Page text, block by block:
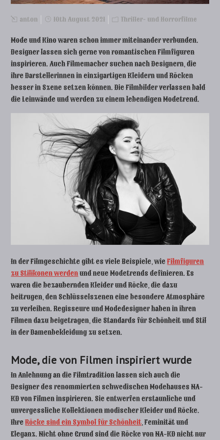
anton 10th August 2021 Thriller- und Horrorfilme
Mode und Kino waren schon immer miteinander verbunden.
Designer lassen sich gerne von romantischen Filmfiguren
inspirieren. Auch Filmemacher suchen nach Designern, die
ihre Darstellerinnen in einzigartigen Kleidern und Röcken
besser in Szene setzen können. Die Filmbilder verlassen bald
die Leinwände und werden zu einem lebendigen Modetrend.
In der Filmgeschichte gibt es viele Beispiele, wieFilmfiguren
zu Stilikonen werdenund neue Modetrends definieren. Es
waren die bezaubernden Kleider und Röcke, die dazu
beitrugen, den Schlüsselszenen eine besondere Atmosphäre
zu verleihen. Regisseure und Modedesigner haben in ihren
Filmen dazu beigetragen, die Standards für Schönheit und Stil
in der Damenbekleidung zu setzen.
Mode, die von Filmen inspiriert wurde
In Anlehnung an die Filmtradition lassen sich auch die
Designer des renommierten schwedischen Modehauses NA-
KD von Filmen inspirieren. Sie entwerfen erstaunliche und
unvergessliche Kollektionen modischer Kleider und Röcke.
IhreRöcke sind ein Symbol für Schönheit, Feminität und
Eleganz. Nicht ohne Grund sind die Röcke von NA-KD nicht nur